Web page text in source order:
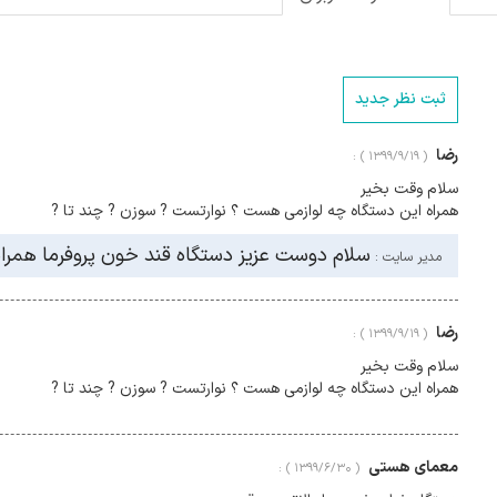
ثبت نظر جدید
رضا ( ۱۳۹۹/۹/۱۹ ) :
سلام وقت بخیر
همراه این دستگاه چه لوازمی هست ؟ نوارتست ? سوزن ? چند تا ?
مدیر سایت : سلام دوست عزیز دستگاه قند خون پروفرما همراه با قلم خونگیری
رضا ( ۱۳۹۹/۹/۱۹ ) :
سلام وقت بخیر
همراه این دستگاه چه لوازمی هست ؟ نوارتست ? سوزن ? چند تا ?
معمای هستی ( ۱۳۹۹/۶/۳۰ ) :